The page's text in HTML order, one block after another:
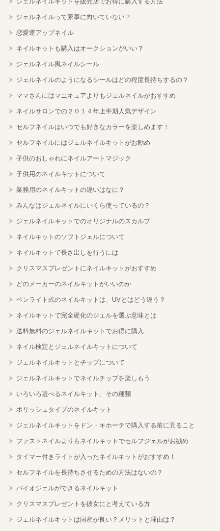
ジェルネイルって家事に向いていない？
恋愛運アップネイル
ネイルキットも購入はオークションがいい？
ジェルネイル風ネイルシール
ジェルネイルのようになるシールはどの程度長持ちするの？
ママさんにはマニキュアよりもジェルネイルがおすすめ
ネイルサロンでの２０１４年上半期人気デザイン
セルフネイルはいつでも好きなカラーを楽しめます！
セルフネイルにはジェルネイルキットがお勧め
子供のおしゃれにネイルアートマジック
子供用のネイルキットについて
業務用のネイルキットの違いはなに？
みんなはジェルネイルにいくら使っているの？
ジェルネイルキットでのオリジナルのスカルプ
ネイルキットのソフトジェルについて
ネイルキットで長さ出しを行うには
クリスマスプレゼントにネイルキットがおすすめ
どのメーカーのネイルキットがいいのか
ペンライト式のネイルキットは、UVとはどう違う？
ネイルキットで完全硬化のジェルを選ぶ意味とは
送料無料のジェルネイルキットでお得に購入
ネイル検定とジェルネイルキットについて
ジェルネイルキットとチップについて
ジェルネイルキットでネイルチップを楽しもう
いろいろ選べるネイルキット、その種類
ポリッシュタイプのネイルキット
ジェルネイルキットをドン・キホーテで購入する前に見ること
ファストネイルよりもネイルキットでセルフジェルがお勧め
タイマー付きライトが入ったネイルキットがおすすめ！
セルフネイルを長持ちさせるための方法はないの？
バイオジェルができるネイルキット
クリスマスプレゼントを彼女にと考えている方
ジェルネイルキットは国産が良い？メリットと理由は？